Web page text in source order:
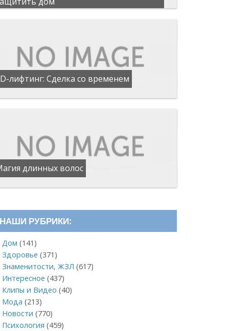
лифтинг: Сделка со временем
длинных волос
НАШИ РУБРИКИ:
Дом (141)
Здоровье (371)
Знаменитости, ЖЗЛ (617)
Интересное (437)
Клипы и Видео (40)
Мода (213)
Новости (770)
Психология (459)